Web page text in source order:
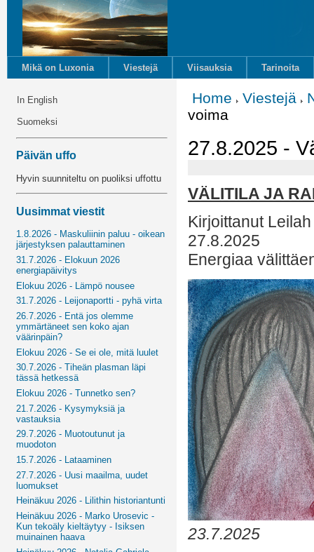
Mikä on Luxonia Viestejä Viisauksia Tarinoita
In English
Suomeksi
Päivän uffo
Hyvin suunniteltu on puoliksi uffottu
Uusimmat viestit
1.8.2026 - Maskuliinin paluu - oikean
järjestyksen palauttaminen
31.7.2026 - Elokuun 2026
energiapäivitys
Elokuu 2026 - Lämpö nousee
31.7.2026 - Leijonaportti - pyhä virta
26.7.2026 - Entä jos olemme
ymmärtäneet sen koko ajan
väärinpäin?
Elokuu 2026 - Se ei ole, mitä luulet
30.7.2026 - Tiheän plasman läpi
tässä hetkessä
Elokuu 2026 - Tunnetko sen?
21.7.2026 - Kysymyksiä ja
vastauksia
29.7.2026 - Muotoutunut ja
muodoton
15.7.2026 - Lataaminen
27.7.2026 - Uusi maailma, uudet
luomukset
Heinäkuu 2026 - Lilithin historiantunti
Heinäkuu 2026 - Marko Urosevic -
Kun tekoäly kieltäytyy - Isiksen
muinainen haava
Home Viestejä
voima
27.8.2025 -
VÄLITILA JA
Kirjoittanut
27.8.2025
Energiaa
23.7.2025